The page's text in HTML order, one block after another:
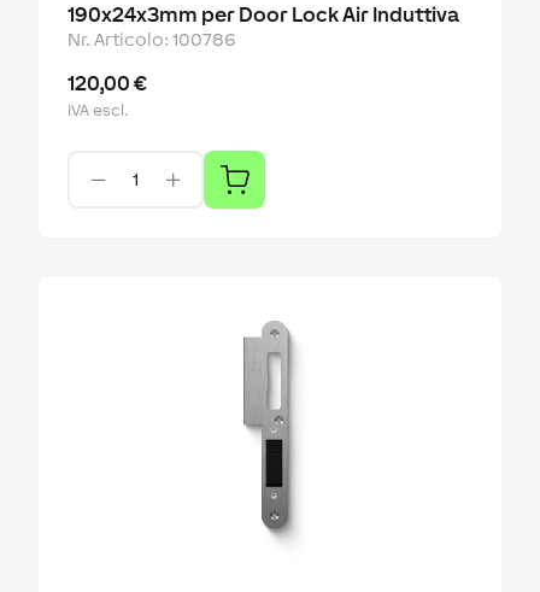
190x24x3mm per Door Lock Air Induttiva
Nr. Articolo: 100786
120,00 €
IVA escl.